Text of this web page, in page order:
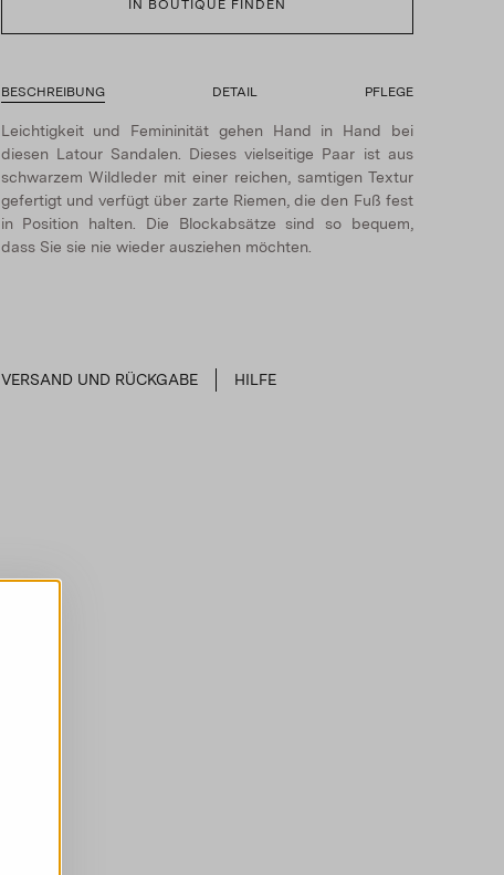
IN BOUTIQUE FINDEN
BESCHREIBUNG DETAIL PFLEGE
Leichtigkeit und Femininität gehen Hand in Hand bei
diesen Latour Sandalen. Dieses vielseitige Paar ist aus
schwarzem Wildleder mit einer reichen, samtigen Textur
gefertigt und verfügt über zarte Riemen, die den Fuß fest
in Position halten. Die Blockabsätze sind so bequem,
dass Sie sie nie wieder ausziehen möchten.
VERSAND UND RÜCKGABE HILFE